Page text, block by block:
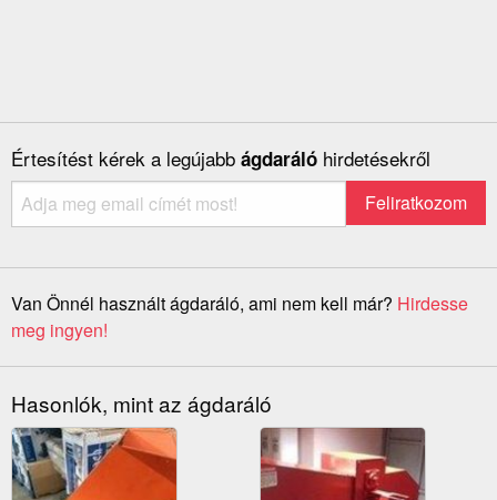
Értesítést kérek a legújabb ágdaráló hirdetésekről
Van Önnél használt ágdaráló, ami nem kell már? Hirdesse
meg ingyen!
Hasonlók, mint az ágdaráló